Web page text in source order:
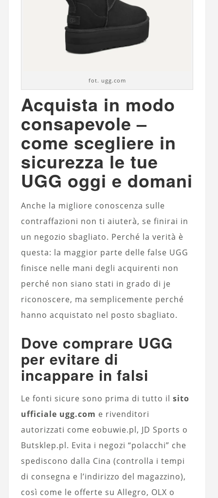
fot. ugg.com
Acquista in modo
consapevole –
come scegliere in
sicurezza le tue
UGG oggi e domani
Anche la migliore conoscenza sulle
contraffazioni non ti aiuterà, se finirai in
un negozio sbagliato. Perché la verità è
questa: la maggior parte delle false UGG
finisce nelle mani degli acquirenti non
perché non siano stati in grado di je
riconoscere, ma semplicemente perché
hanno acquistato nel posto sbagliato.
Dove comprare UGG
per evitare di
incappare in falsi
Le fonti sicure sono prima di tutto il sito
ufficiale ugg.com e rivenditori
autorizzati come eobuwie.pl, JD Sports o
Butsklep.pl. Evita i negozi “polacchi” che
spediscono dalla Cina (controlla i tempi
di consegna e l’indirizzo del magazzino),
così come le offerte su Allegro, OLX o